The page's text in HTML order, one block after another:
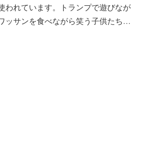
われています。トランプで遊びなが
ッサンを食べながら笑う子供たち…